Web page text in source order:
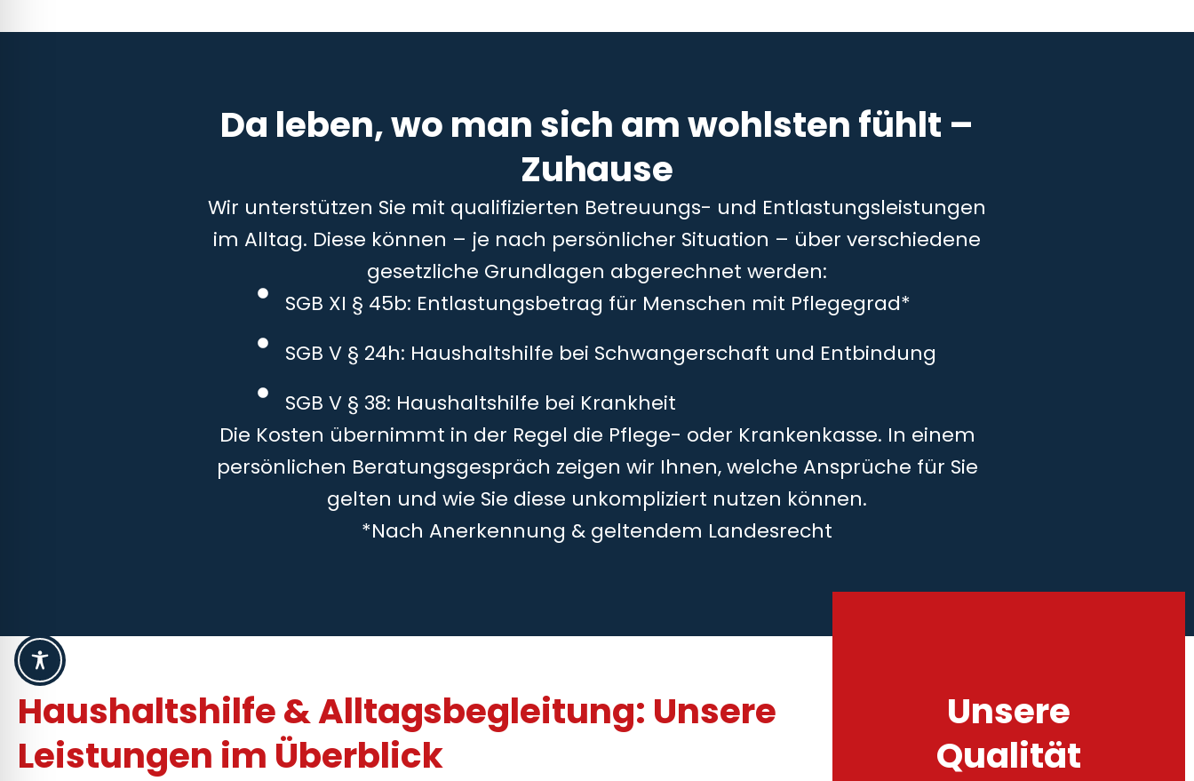
Da leben, wo man sich am wohlsten fühlt –
Zuhause
Wir unterstützen Sie mit qualifizierten Betreuungs- und Entlastungsleistungen
im Alltag. Diese können – je nach persönlicher Situation – über verschiedene
gesetzliche Grundlagen abgerechnet werden:
SGB XI § 45b: Entlastungsbetrag für Menschen mit Pflegegrad*
SGB V § 24h: Haushaltshilfe bei Schwangerschaft und Entbindung
SGB V § 38: Haushaltshilfe bei Krankheit
Die Kosten übernimmt in der Regel die Pflege- oder Krankenkasse. In einem
persönlichen Beratungsgespräch zeigen wir Ihnen, welche Ansprüche für Sie
gelten und wie Sie diese unkompliziert nutzen können.
*Nach Anerkennung & geltendem Landesrecht
Haushaltshilfe & Alltagsbegleitung: Unsere
Leistungen im Überblick
Unsere
Qualität